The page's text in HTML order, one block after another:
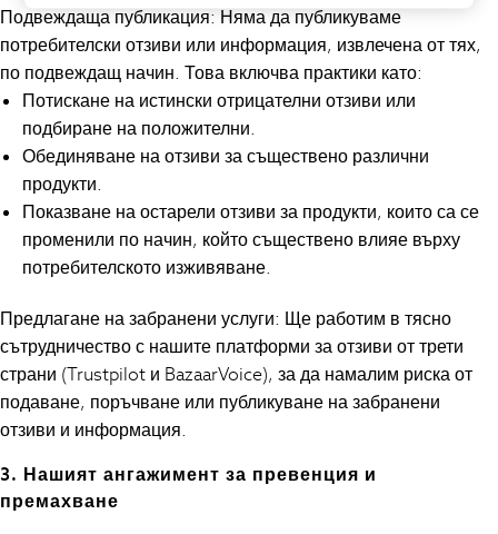
Vests
Boys Holiday Shop
All swimwear
Ponchos & Toweling sets
Sun Hats & Caps
Polo Shirts
Rash Vests
Sandals & Sliders
Shirts
Shorts
Sunsafe Swimwear
Swimshorts
Tops & T-Shirts
Girls Holiday Shop
All swimwear
Подвеждаща публикация: Няма да публикуваме
потребителски отзиви или информация, извлечена от тях,
по подвеждащ начин. Това включва практики като:
Потискане на истински отрицателни отзиви или
подбиране на положителни.
Обединяване на отзиви за съществено различни
продукти.
Показване на остарели отзиви за продукти, които са се
променили по начин, който съществено влияе върху
потребителското изживяване.
Предлагане на забранени услуги: Ще работим в тясно
сътрудничество с нашите платформи за отзиви от трети
страни (Trustpilot и BazaarVoice), за да намалим риска от
подаване, поръчване или публикуване на забранени
отзиви и информация.
3. Нашият ангажимент за превенция и
премахване